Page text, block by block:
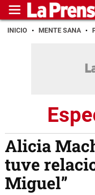
INICIO MENTE SANA
Alicia
tuve
Miguel”